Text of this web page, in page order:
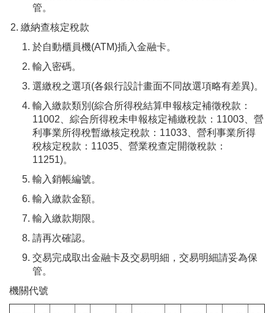
管。
繳納查核定稅款
於自動櫃員機(ATM)插入金融卡。
輸入密碼。
選繳稅之選項(各銀行設計畫面不同故選項略有差異)。
輸入繳款類別(綜合所得稅結算申報核定補徵稅款：
11002、綜合所得稅未申報核定補繳稅款：11003、營
利事業所得稅暫繳核定稅款：11033、營利事業所得
稅核定稅款：11035、營業稅查定開徵稅款：
11251)。
輸入銷帳編號。
輸入繳款金額。
輸入繳款期限。
請再次確認。
交易完成取出金融卡及交易明細，交易明細請妥為保
管。
機關代號